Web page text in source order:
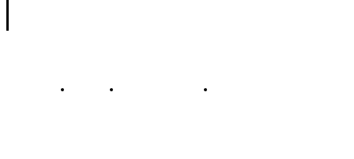
Contacto Política de cookies